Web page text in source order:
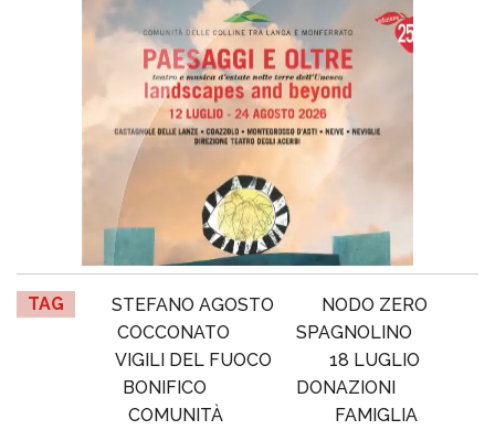
TAG STEFANO AGOSTO
NODO ZERO
COCCONATO
SPAGNOLINO
VIGILI DEL FUOCO
18 LUGLIO
BONIFICO
DONAZIONI
COMUNITÀ
FAMIGLIA